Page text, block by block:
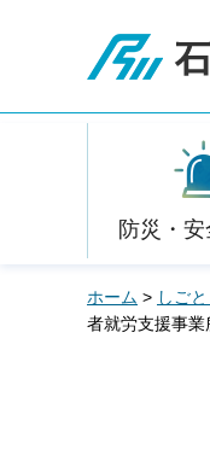
石川県
防災・
ホーム > しご
者就労支援事業